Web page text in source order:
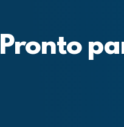
Pronto